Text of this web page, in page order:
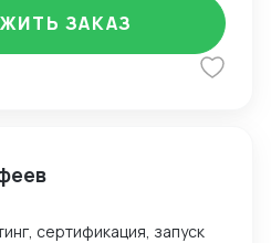
ЗАКАЗ
сертификация, запуск